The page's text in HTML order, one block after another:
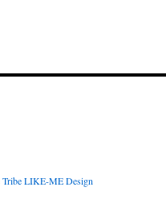
Tribe LIKE-ME Design